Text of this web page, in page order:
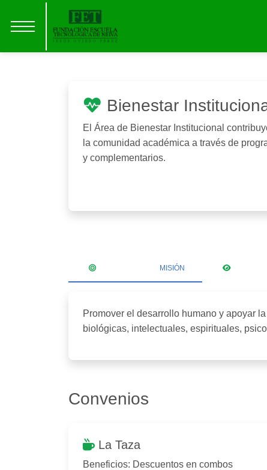
Bienestar
El Área de Bienestar Institucional
la comunidad académica a través de
y complementarios.
MISIÓN
Promover el desarrollo humano y apoyar
biológicas, intelectuales, espirituales,
Convenios
La Taza
Beneficios: Descuentos en combos